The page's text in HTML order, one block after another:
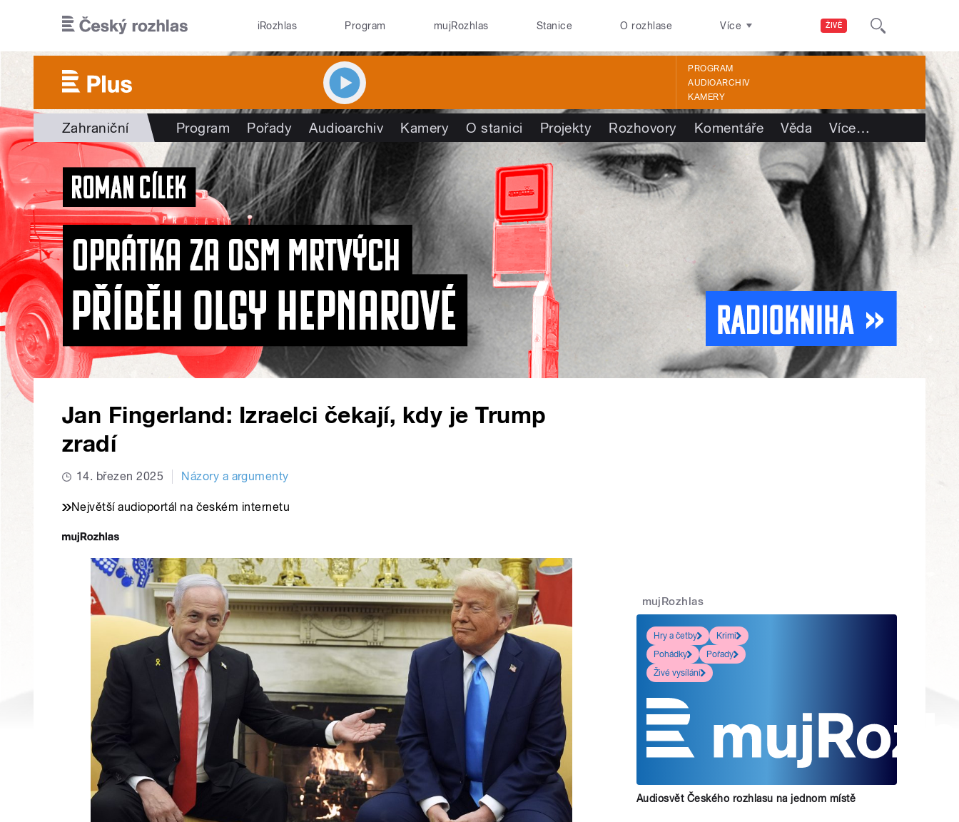
ŽIVĚ
iRozhlas Program mujRozhlas Stanice O rozhlase Více
PROGRAM
AUDIOARCHIV
KAMERY
Zahraniční Program Pořady Audioarchiv Kamery O stanici Projekty Rozhovory Komentáře Věda Více…
Jan Fingerland: Izraelci čekají, kdy je Trump
zradí
14. březen 2025 Názory a argumenty
Největší audioportál na českém internetu
mujRozhlas
Hry a četby
Krimi
Pohádky
Pořady
Živé vysílání
Audiosvět Českého rozhlasu na jednom místě